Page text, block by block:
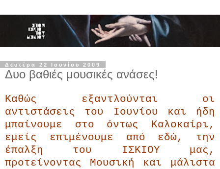
Δευτέρα 22 Ιουνίου 2009
Δυο βαθιές μουσικές ανάσες!
Καθώς εξαντλούνται οι
αντιστάσεις του Ιουνίου και ήδη
μπαίνουμε στο όντως Καλοκαίρι,
εμείς επιμένουμε από εδώ, την
έπαλξη του ΙΣΚΙΟΥ μας,
προτείνοντας Μουσική και μάλιστα